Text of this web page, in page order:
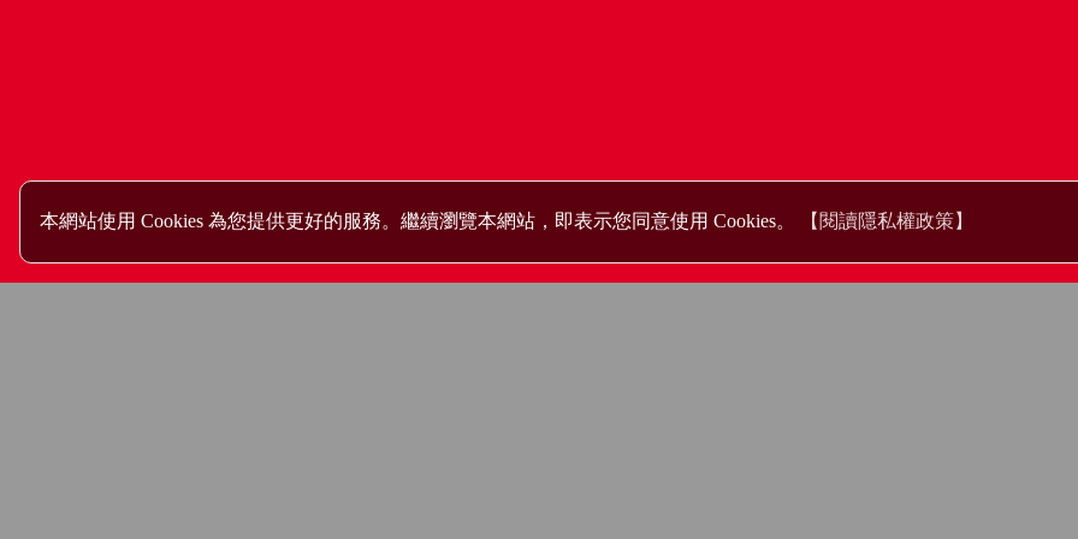
本網站使用 Cookies 為您提供更好的服務。繼續瀏覽本網站，即表示您同意使用 Cookies。 【閱讀隱私權政策】